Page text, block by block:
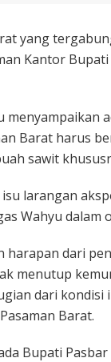
yang
Kantor
Barat harus
sawit
larangan
Wahyu dalam
dari
menutup
dari kondisi
Barat.
Bupati